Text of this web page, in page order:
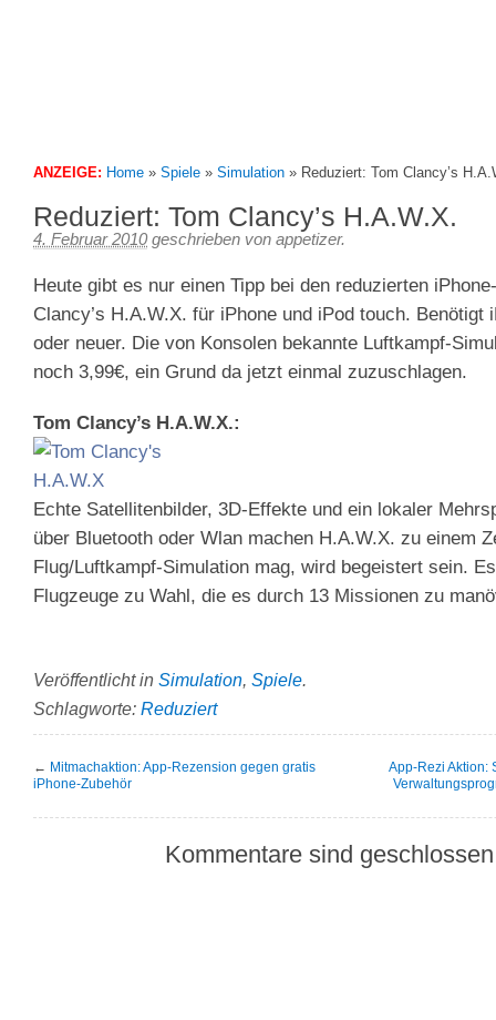
ANZEIGE: Home » Spiele » Simulation » Reduziert: Tom Clancy’s
Reduziert: Tom Clancy’s H.A.W.X.
4. Februar 2010 geschrieben von appetizer.
Heute gibt es nur einen Tipp bei den reduzierten
Clancy’s H.A.W.X. für iPhone und iPod touch. Benötigt
oder neuer. Die von Konsolen bekannte Luftkampf-
noch 3,99€, ein Grund da jetzt einmal zuzuschlagen.
Tom Clancy’s H.A.W.X.:
Echte Satellitenbilder, 3D-Effekte und ein lokaler
über Bluetooth oder Wlan machen H.A.W.X. zu einem
Flug/Luftkampf-Simulation mag, wird begeistert sein.
Flugzeuge zu Wahl, die es durch 13 Missionen zu
Veröffentlicht in Simulation, Spiele.
Schlagworte: Reduziert
← Mitmachaktion: App-Rezension gegen gratis
iPhone-Zubehör
App-Rezi Aktion:
Kommentare sind